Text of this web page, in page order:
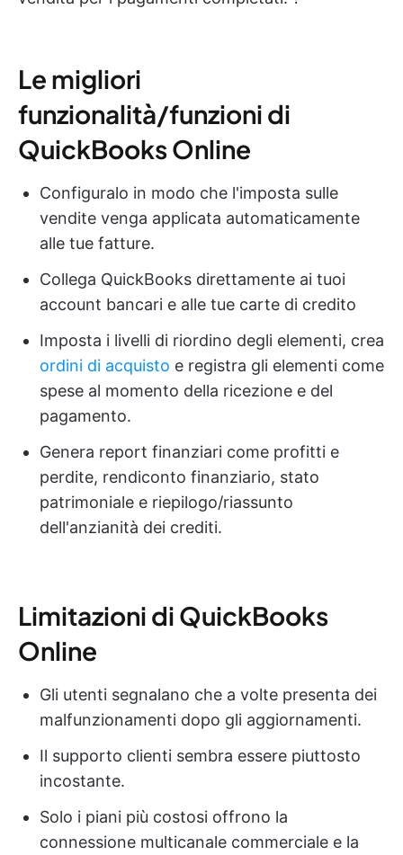
Le migliori
funzionalità/funzioni di
QuickBooks Online
Configuralo in modo che l'imposta sulle
vendite venga applicata automaticamente
alle tue fatture.
Collega QuickBooks direttamente ai tuoi
account bancari e alle tue carte di credito
Imposta i livelli di riordino degli elementi, crea
ordini di acquisto e registra gli elementi come
spese al momento della ricezione e del
pagamento.
Genera report finanziari come profitti e
perdite, rendiconto finanziario, stato
patrimoniale e riepilogo/riassunto
dell'anzianità dei crediti.
Limitazioni di QuickBooks
Online
Gli utenti segnalano che a volte presenta dei
malfunzionamenti dopo gli aggiornamenti.
Il supporto clienti sembra essere piuttosto
incostante.
Solo i piani più costosi offrono la
connessione multicanale commerciale e la